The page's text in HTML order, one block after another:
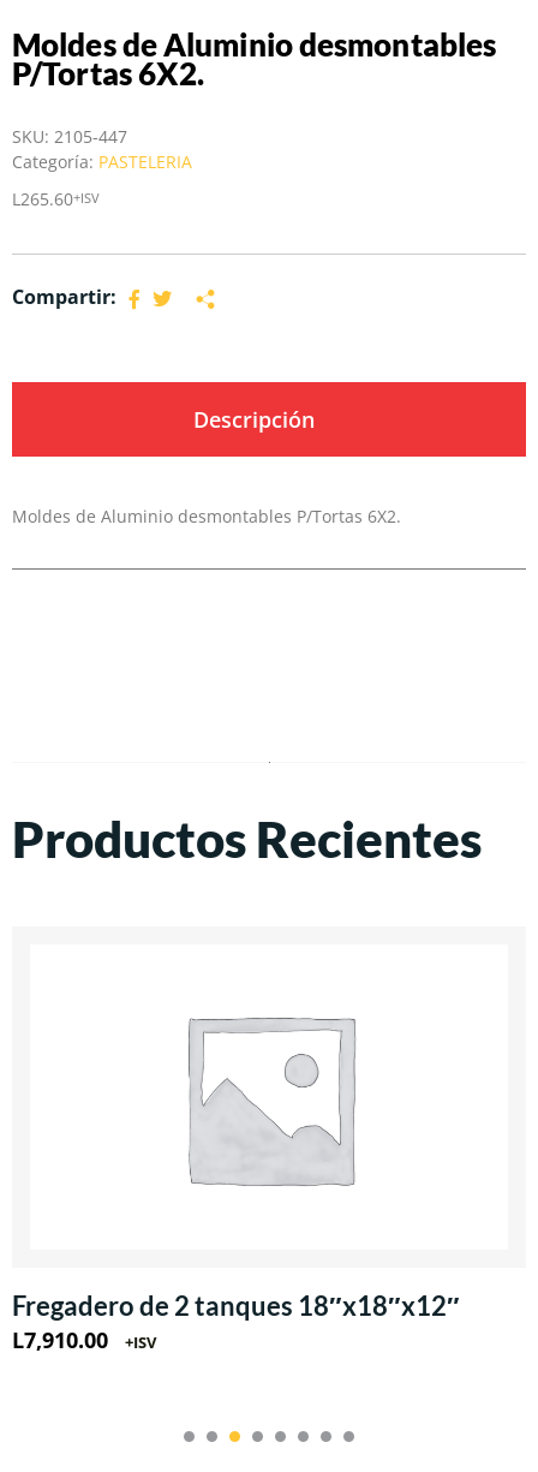
Moldes de Aluminio desmontables
P/Tortas 6X2.
SKU: 2105-447
Categoría: PASTELERIA
L 265.60+ISV
Compartir:
Descripción
Moldes de Aluminio desmontables P/Tortas 6X2.
Productos Recientes
Fregadero de 2 tanques 18″x18″x12″
L7,910.00 +ISV